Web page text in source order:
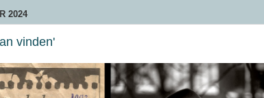
2024
vinden'